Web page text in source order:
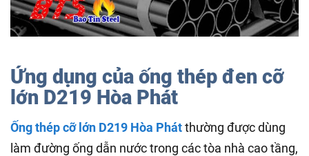
Ứng dụng của ống thép đen cỡ
lớn D219 Hòa Phát
Ống thép cỡ lớn D219 Hòa Phátthường được dùng
làm đường ống dẫn nước trong các tòa nhà cao tầng,